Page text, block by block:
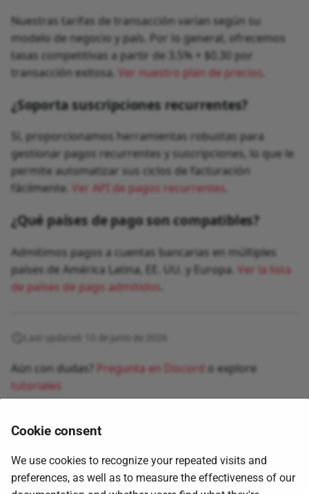
Nuestras tarifas de transacción varían según su
modelo de negocio y país. Por lo general, ofrecemos
tasas competitivas a partir de 3.5% + $0.30 por
transacción exitosa. Ver nuestro plan de precios
¿Soporta suscripciones recurrentes?
Sí, proporcionamos herramientas robustas para
gestionar pagos recurrentes y suscripciones, lo que le
permite automatizar sus ciclos de facturación
fácilmente. Ver API de pagos recurrentes
¿Qué países de pago son compatibles?
Admitimos pagos a cuentas bancarias en múltiples
países de América Latina, EE. UU. y Europa. Ver la lista
de países de pago admitidos
Last updated: 10 de junio de 2026
Aún con dudas? Pregunta en Discord o explore
tutoriales
Cookie consent
We use cookies to recognize your repeated visits and
preferences, as well as to measure the effectiveness of our